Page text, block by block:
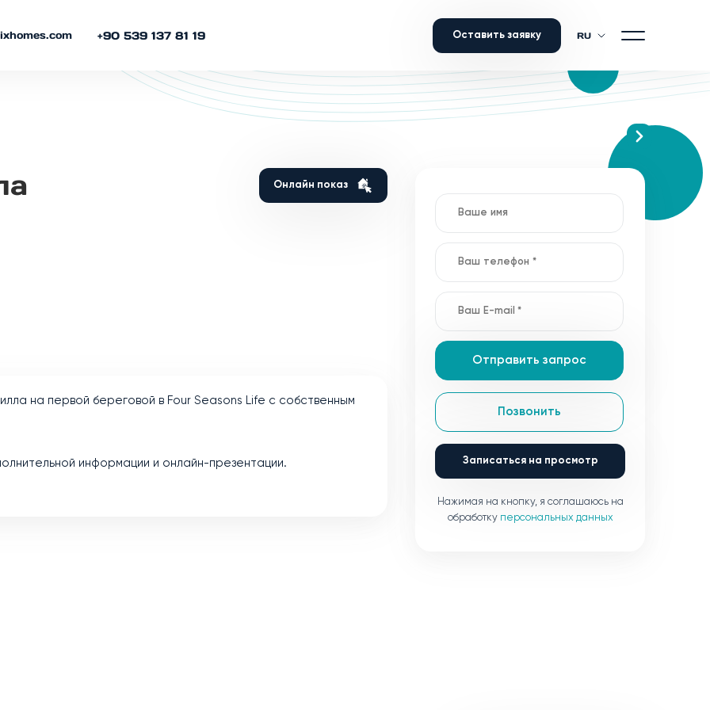
+90 539 137 81 19 Оставить заявку RU
ID 7602
Онлайн показ
на первой береговой в Four Seasons Life с собственным
информации и онлайн-презентации.
Отправить запрос
Позвонить
Записаться на просмотр
Нажимая на кнопку, я соглашаюсь на
обработку персональных данных